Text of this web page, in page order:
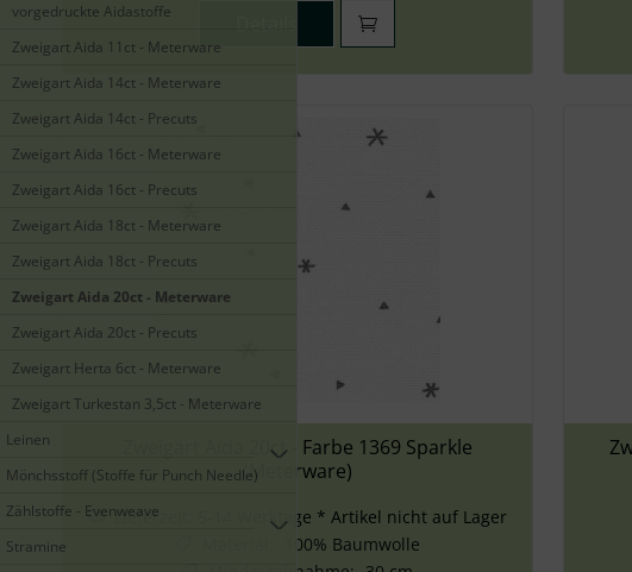
vorgedruckte Aidastoffe
Zweigart Aida 11ct - Meterware
Zweigart Aida 14ct - Meterware
Zweigart Aida 14ct - Precuts
Zweigart Aida 16ct - Meterware
Zweigart Aida 16ct - Precuts
Zweigart Aida 18ct - Meterware
Zweigart Aida 18ct - Precuts
Zweigart Aida 20ct - Meterware
Zweigart Aida 20ct - Precuts
Zweigart Herta 6ct - Meterware
Zweigart Turkestan 3,5ct - Meterware
Leinen
Mönchsstoff (Stoffe für Punch Needle)
Zählstoffe - Evenweave
Stramine
Zweigart Aida 20ct - Farbe 1369 Sparkle
(Meterware)
Lieferzeit:
5-14 Werktage * Artikel nicht auf Lager
100% Baumwolle